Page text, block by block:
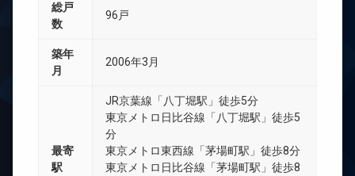
総戸
数
96戸
築年
月
2006年3月
最寄
駅
JR京葉線「八丁堀駅」徒歩5分
東京メトロ日比谷線「八丁堀駅」徒歩5
分
東京メトロ東西線「茅場町駅」徒歩8分
東京メトロ日比谷線「茅場町駅」徒歩8